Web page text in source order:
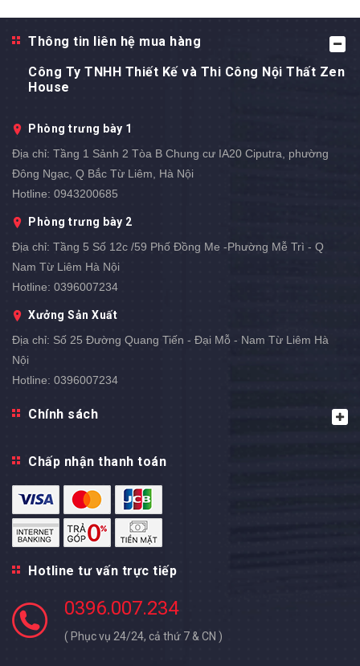
Thông tin liên hệ mua hàng
Công Ty TNHH Thiết Kế và Thi Công Nội Thất Zen
House
Phòng trưng bày 1
Địa chỉ: Tầng 1 Sảnh 2 Tòa B Chung cư IA20 Ciputra, phường
Đông Ngạc, Q Bắc Từ Liêm, Hà Nội
Hotline: 0943200685
Phòng trưng bày 2
Địa chỉ: Tầng 5 Số 12c /59 Phố Đồng Me -Phường Mễ Trì - Q
Nam Từ Liêm Hà Nội
Hotline: 0396007234
Xưởng Sản Xuất
Địa chỉ: Số 25 Đường Quang Tiến - Đại Mỗ - Nam Từ Liêm Hà
Nội
Hotline: 0396007234
Chính sách
Chấp nhận thanh toán
Hotline tư vấn trực tiếp
0396.007.234
( Phục vụ 24/24, cả thứ 7 & CN )